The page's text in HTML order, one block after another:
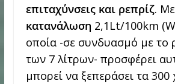
επιταχύνσεις και ρεπρίζ. Με
κατανάλωση 2,1Lt/100km
οποία -σε συνδυασμό με το
των 7 λίτρων- προσφέρει
μπορεί να ξεπεράσει τα 300